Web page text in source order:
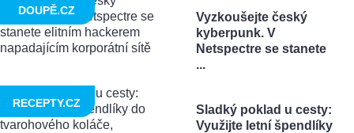
Vyzkoušejte český
kyberpunk. V
Netspectre se stanete
...
DOUPĚ.CZ
Sladký poklad u cesty:
Využijte letní špendlíky
RECEPTY.CZ